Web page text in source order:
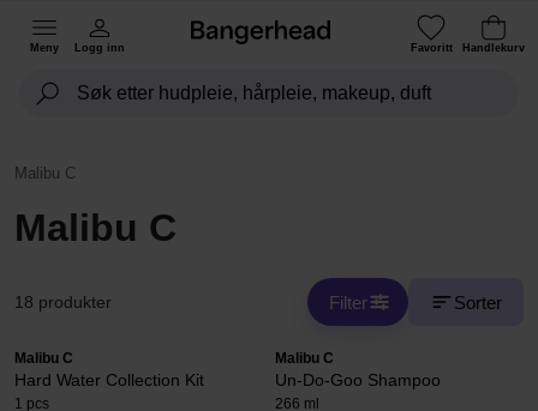
Meny Logg inn Favoritt Handlekurv
Malibu C
Malibu C
18 produkter Filter Sorter
Malibu C
Hard Water Collection Kit
1 pcs
Malibu C
Un-Do-Goo Shampoo
266 ml